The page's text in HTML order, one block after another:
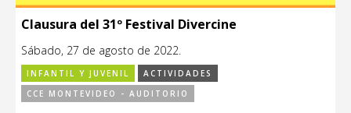
Clausura del 31º Festival Divercine
Sábado, 27 de agosto de 2022.
INFANTIL Y JUVENIL
ACTIVIDADES
CCE MONTEVIDEO - AUDITORIO